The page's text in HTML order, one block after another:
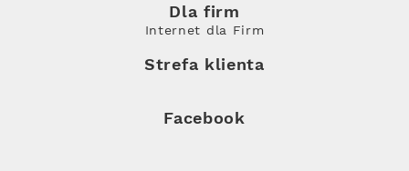
Dla firm
Internet dla Firm
Strefa klienta
Facebook